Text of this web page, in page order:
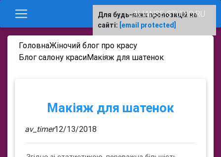
ALIANSE-STUDIO.RU
ГоловнаЖіночий блог про красу
Блог салону красиМакіяж для шатенок
Макіяж для шатенок
av_timer12/13/2018
Для будь-яких пропозицій на
сайті: [email protected]